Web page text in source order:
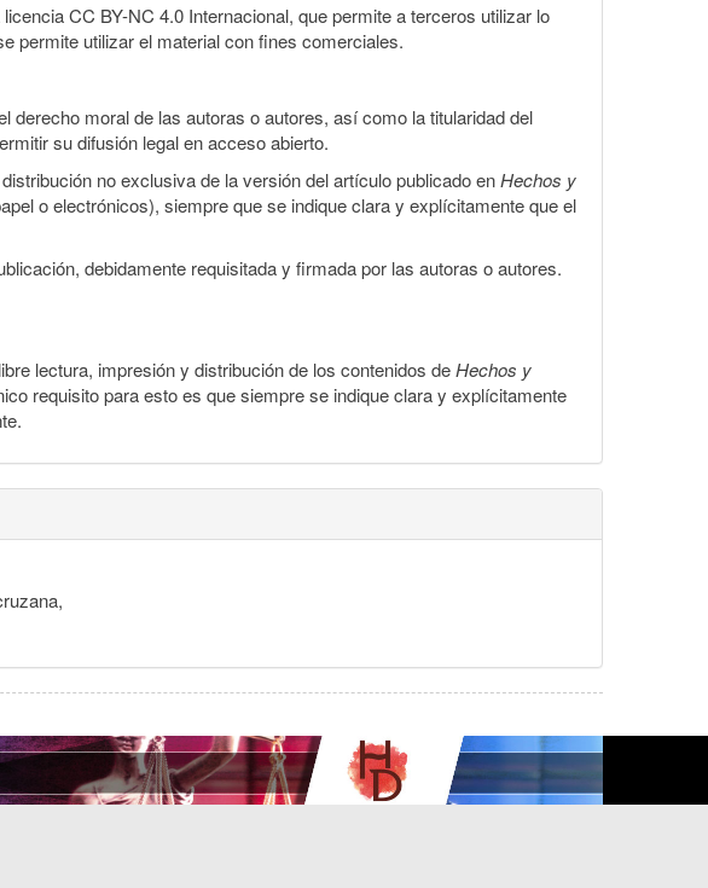
CC BY-NC 4.0 Internacional, que permite a terceros utilizar lo
permite utilizar el material con fines comerciales.
derecho moral de las autoras o autores, así como la titularidad del
su difusión legal en acceso abierto.
no exclusiva de la versión del artículo publicado enHechos y
o electrónicos), siempre que se indique clara y explícitamente que el
debidamente requisitada y firmada por las autoras o autores.
lectura, impresión y distribución de los contenidos deHechos y
requisito para esto es que siempre se indique clara y explícitamente